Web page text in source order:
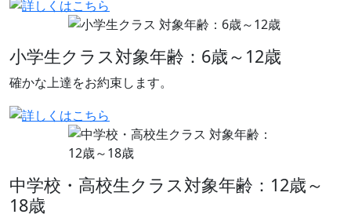
小学生クラス対象年齢：6歳～12歳
確かな上達をお約束します。
中学校・高校生クラス対象年齢：12歳～
18歳